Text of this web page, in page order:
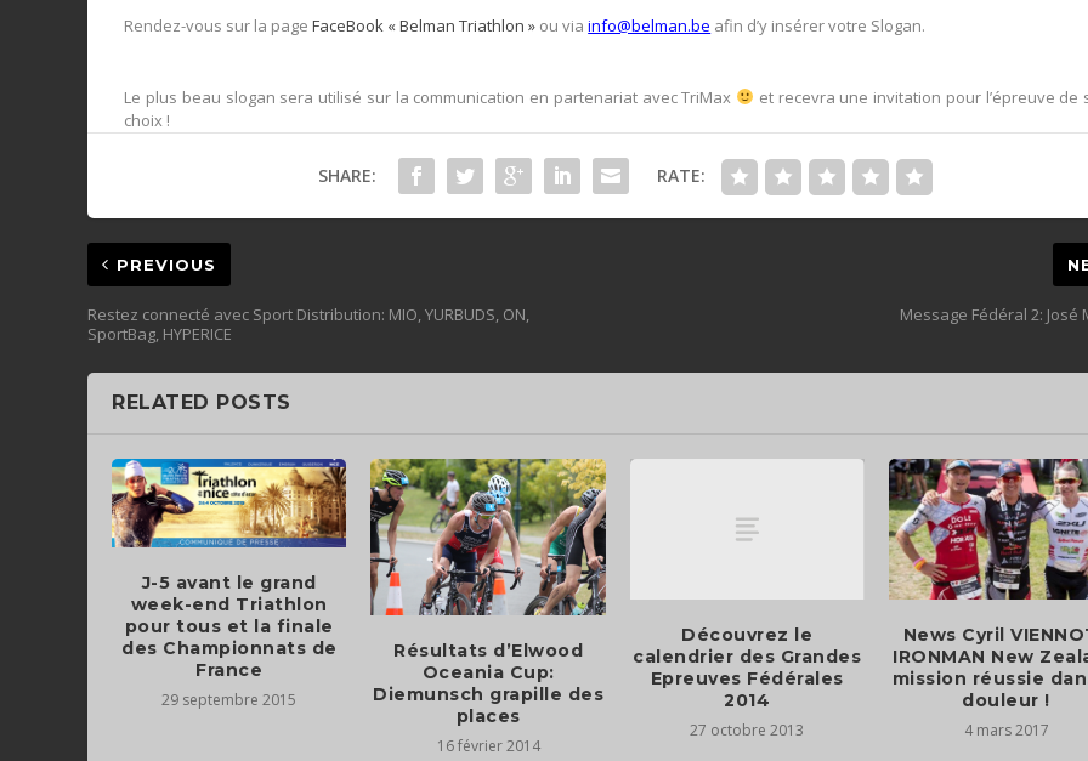
Rendez-vous sur la pageFaceBook « Belman Triathlon » ou viainfo@belman.be afin d’y insérer votre Slogan.
Le plus beau slogan sera utilisé sur la communication en partenariat avec TriMax
et recevra une invitation pour l’épreuve de
choix !
SHARE: RATE:
PREVIOUS
Restez connecté avec Sport Distribution: MIO, YURBUDS, ON,
SportBag, HYPERICE
Message Fédéral 2: José
RELATED POSTS
J-5 avant le grand
week-end Triathlon
pour tous et la finale
des Championnats de
29 septembre 2015
Résultats d’Elwood
Oceania Cup:
Diemunsch grapille des
places
16 février 2014
Découvrez le
calendrier des Grandes
Epreuves Fédérales
2014
27 octobre 2013
News Cyril
IRONMAN New
mission réussie
douleur !
4 mars 2017